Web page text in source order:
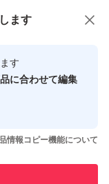
ーザーです
た実績があります
があります
ます
す
に合わせて編集
情報コピー機能について